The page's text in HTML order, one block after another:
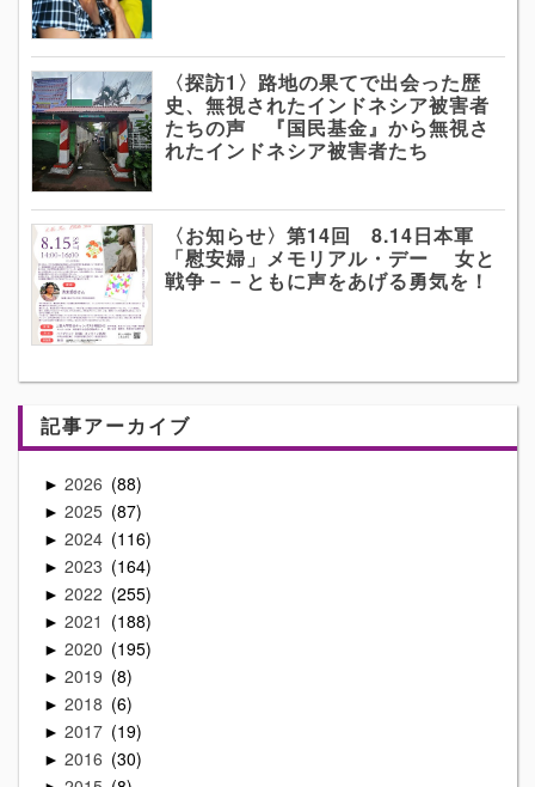
〈探訪1〉路地の果てで出会った歴
史、無視されたインドネシア被害者
たちの声 『国民基金』から無視さ
れたインドネシア被害者たち
〈お知らせ〉第14回 8.14日本軍
「慰安婦」メモリアル・デー 女と
戦争－－ともに声をあげる勇気を！
記事アーカイブ
► 2026 88
► 2025 87
► 2024 116
► 2023 164
► 2022 255
► 2021 188
► 2020 195
► 2019 8
► 2018 6
► 2017 19
► 2016 30